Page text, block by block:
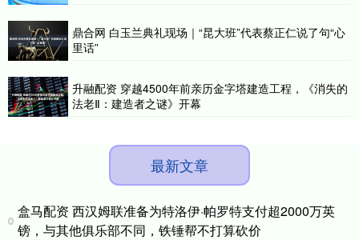
鼎合网 白玉兰典礼现场｜“昆大班”代表蔡正仁说了句“心
里话”
升融配资 穿越4500年前亲历金字塔建造工程，《消失的
法老Ⅱ：建造者之谜》开幕
最新文章
盒马配资 西汉姆联准备为特洛伊·帕罗特支付超2000万英
镑，与其他俱乐部不同，铁锤帮不打算砍价